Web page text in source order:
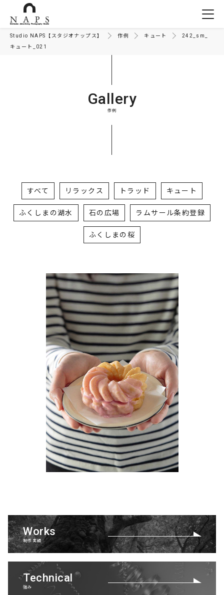
Studio NAPS【スタジオナップス】 作例 キュート
242_sm_
キュート_021
Gallery
作例
すべて リラックス トラッド キュート
ふくしまの湖水 石の広場 ラムサール条約登録
ふくしまの桜
Works
制作実績
Technical
強み